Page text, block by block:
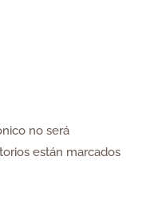
no será
están marcados